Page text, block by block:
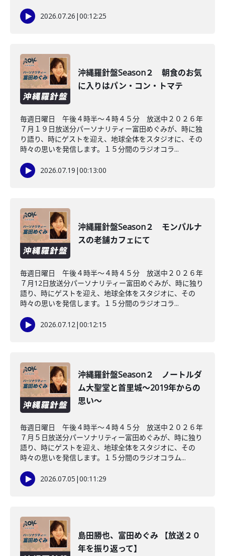
2026.07.26 |00:12:25
沖縄羅針盤Season２ 朝食のお気
に入りはパン・コン・トマテ
毎週日曜日 午後４時半～４時４５分 放送中２０２６年
７月１９日放送分パーソナリティー富田めぐみが、時に独
り語り、時にゲストを迎え、地球全体をスタジオに、その
時々の思いを発信します。１５分間のラジオコラ...
2026.07.19 |00:13:00
沖縄羅針盤Season２ モンパルナ
スの老舗カフェにて
毎週日曜日 午後４時半～４時４５分 放送中２０２６年
７月12日放送分パーソナリティー富田めぐみが、時に独り
語り、時にゲストを迎え、地球全体をスタジオに、その
時々の思いを発信します。１５分間のラジオコラ...
2026.07.12|00:12:15
沖縄羅針盤Season２ ノートルダ
ム大聖堂と首里城～2019年からの
思い～
毎週日曜日 午後４時半～４時４５分 放送中２０２６年
７月５日放送分パーソナリティー富田めぐみが、時に独り
語り、時にゲストを迎え、地球全体をスタジオに、その
時々の思いを発信します。１５分間のラジオコラム...
2026.07.05 |00:11:29
島田勝也、富田めぐみ 【放送２０
年を振り返って】